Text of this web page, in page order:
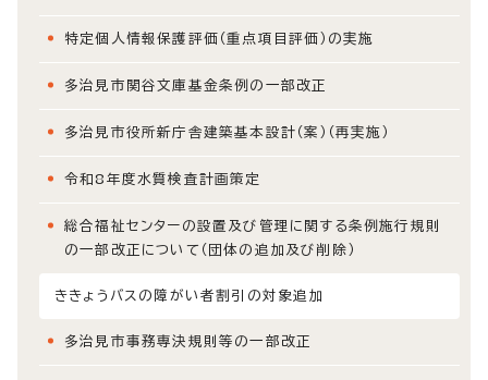
特定個人情報保護評価（重点項目評価）の実施
多治見市関谷文庫基金条例の一部改正
多治見市役所新庁舎建築基本設計（案）（再実施）
令和8年度水質検査計画策定
総合福祉センターの設置及び管理に関する条例施行規則
の一部改正について（団体の追加及び削除）
ききょうバスの障がい者割引の対象追加
多治見市事務専決規則等の一部改正